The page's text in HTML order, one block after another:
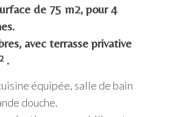
de 75 m2, pour 4
avec terrasse privative
.
équipée, salle de bain
douche.